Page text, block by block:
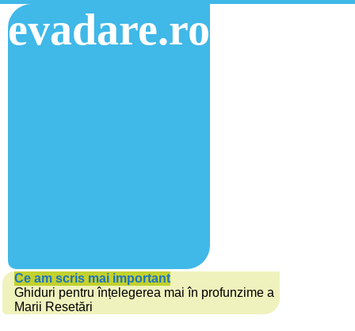
evadare.ro
Ce am scris mai important
Ghiduri pentru înțelegerea mai în profunzime a
Marii Resetări